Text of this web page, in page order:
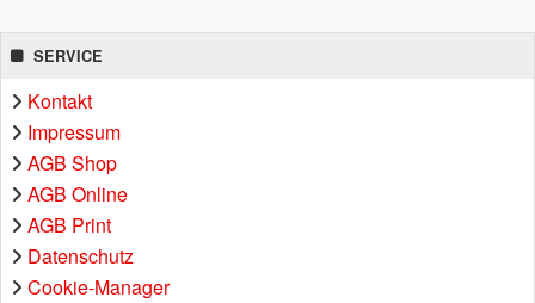
SERVICE
Kontakt
Impressum
AGB Shop
AGB Online
AGB Print
Datenschutz
Cookie-Manager